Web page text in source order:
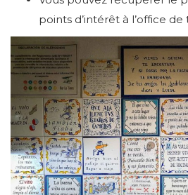
points d’intérêt à l’office